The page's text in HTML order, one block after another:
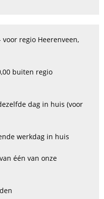
regio Heerenveen,
buiten regio
dag in huis (voor
werkdag in huis
één van onze